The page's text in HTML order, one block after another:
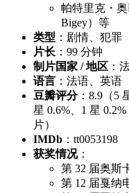
帕特里克・奥
Bigey）等
类型 ：剧情、犯罪
片长 ：99 分钟
制片国家 / 地区 ：
语言 ：法语、英语
豆瓣评分：8.9（5
星 0.6%、1 星
片）
IMDb ：tt0053198
获奖情况：
第 32 届奥斯
第 12 届戛纳